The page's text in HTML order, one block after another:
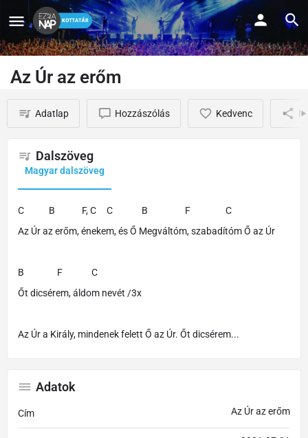
Az Úr az erőm
Adatlap Hozzászólás Kedvenc
Dalszöveg
Magyar dalszöveg
C B F, C C B F C
Az Úr az erőm, énekem, és Ő Megváltóm, szabadítóm Ő az Úr
B F C
Őt dicsérem, áldom nevét /3x
Az Úr a Király, mindenek felett Ő az Úr. Őt dicsérem...
Adatok
Cím Az Úr az erőm